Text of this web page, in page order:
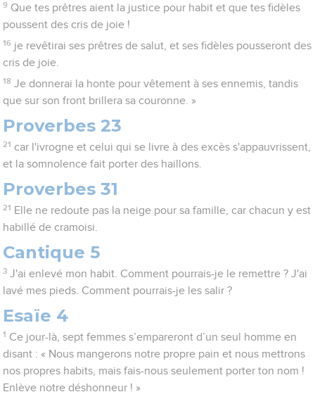
9 Que tes prêtres aient la justice pour habit et que tes fidèles
poussent des cris de joie !
16 je revêtirai ses prêtres de salut, et ses fidèles pousseront des
cris de joie.
18 Je donnerai la honte pour vêtement à ses ennemis, tandis
que sur son front brillera sa couronne. »
Proverbes 23
21 car l'ivrogne et celui qui se livre à des excès s'appauvrissent,
et la somnolence fait porter des haillons.
Proverbes 31
21 Elle ne redoute pas la neige pour sa famille, car chacun y est
habillé de cramoisi.
Cantique 5
3 J'ai enlevé mon habit. Comment pourrais-je le remettre ? J'ai
lavé mes pieds. Comment pourrais-je les salir ?
Esaïe 4
1 Ce jour-là, sept femmes s’empareront d’un seul homme en
disant : « Nous mangerons notre propre pain et nous mettrons
nos propres habits, mais fais-nous seulement porter ton nom !
Enlève notre déshonneur ! »